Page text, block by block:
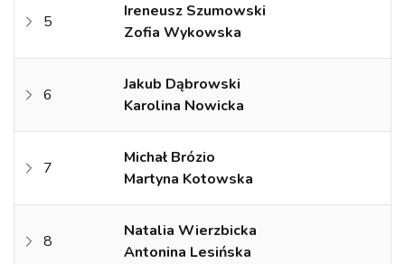
5
Ireneusz Szumowski
Zofia Wykowska
6
Jakub Dąbrowski
Karolina Nowicka
7
Michał Brózio
Martyna Kotowska
8
Natalia Wierzbicka
Antonina Lesińska